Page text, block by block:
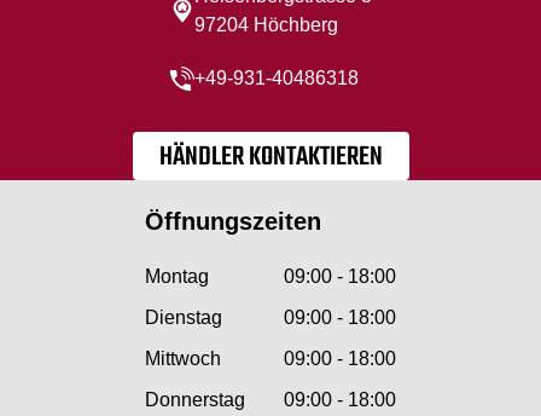
97204 Höchberg
+49-931-40486318
HÄNDLER KONTAKTIEREN
Öffnungszeiten
Montag
09:00 - 18:00
Dienstag
09:00 - 18:00
Mittwoch
09:00 - 18:00
Donnerstag
09:00 - 18:00